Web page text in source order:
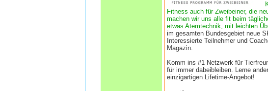
Fitness auch für Zweibeiner, die
machen wir uns alle fit beim
etwas Atemtechnik, mit leichten
im gesamten Bundesgebiet neue
Interessierte Teilnehmer und
Magazin.
Komm ins #1 Netzwerk für
für immer dabeibleiben. Lerne
einzigartigen Lifetime-Angebot!